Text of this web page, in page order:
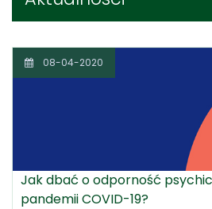
08-04-2020
Jak dbać o odporność
pandemii COVID-19?